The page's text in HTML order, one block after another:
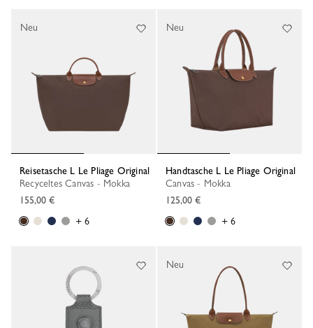
Reisetasche L Le Pliage Original
Recyceltes Canvas - Mokka
155,00 €
+ 6
Neu
Handtasche L Le Pliage Original
Canvas - Mokka
125,00 €
+ 6
Neu
Neu